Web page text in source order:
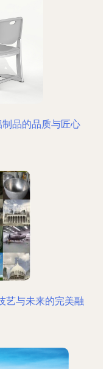
品的品质与匠心
艺与未来的完美融